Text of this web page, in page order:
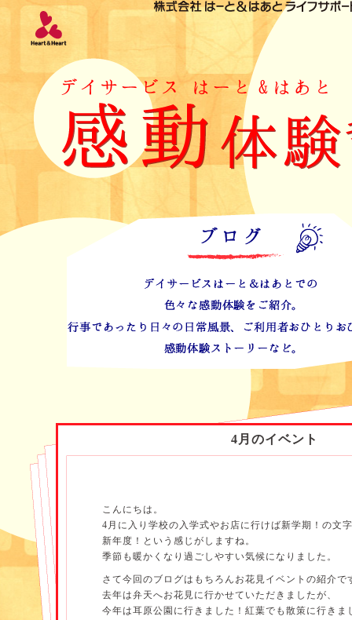
4月のイベント
こんにちは。
4月に入り学校の入学式やお店に行けば新学期！の文
新年度！という感じがしますね。
季節も暖かくなり過ごしやすい気候になりました。
さて今回のブログはもちろんお花見イベントの紹介で
去年は弁天へお花見に行かせていただきましたが、
今年は耳原公園に行きました！紅葉でも散策に行きま